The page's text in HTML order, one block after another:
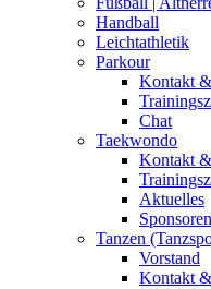
Handball
Leichtathletik
Parkour
Kontakt
Chat
Taekwondo
Kontakt
Aktuelles
Sponsoren
Tanzen
Vorstand
Kontakt